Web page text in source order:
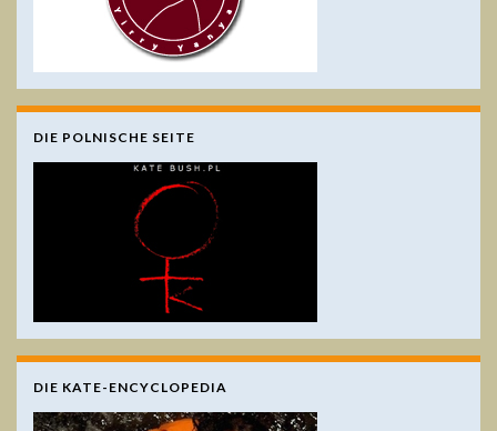
DIE POLNISCHE SEITE
DIE KATE-ENCYCLOPEDIA